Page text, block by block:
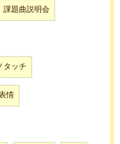
課題曲説明会
タッチ
情